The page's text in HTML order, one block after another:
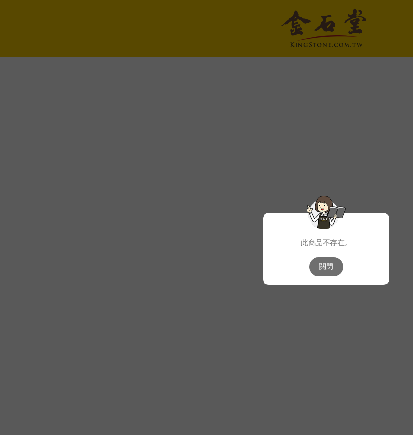
此商品不存在。
關閉